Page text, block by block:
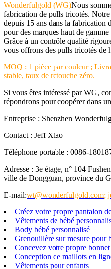
Wonderfulgold (WG)Nous
fabrication de pulls tricotés.
depuis 15 ans dans la
pour des marques haut de
Grâce à un contrôle qualité
vous offrons des pulls tricotés de
MOQ : 1 pièce par couleur ;
stable, taux de retouche zéro.
Si vous êtes intéressé par WG,
répondrons pour coopérer dans
Entreprise : Shenzhen
Contact : Jeff Xiao
Téléphone portable : 0086-
Adresse : 3e étage, n° 104
ville de Dongguan, province du
E-mail:wt@wonderfulgold.com;
Créez votre propre pantalon
Vêtements de bébé
Body bébé personnalisé
Grenouillère sur mesure pour
Concevez votre propre bonnet
Conception de maillots en
Vêtements pour enfants